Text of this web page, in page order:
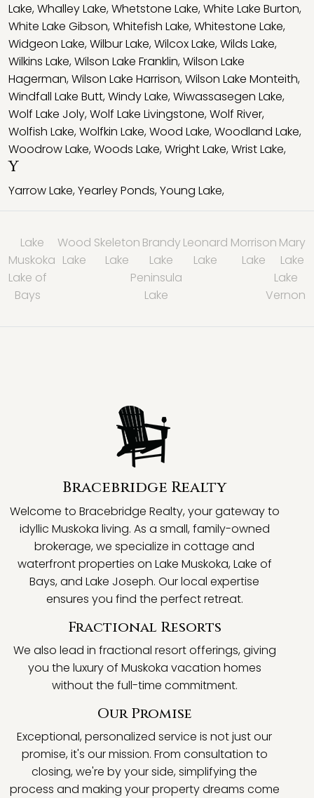
Lake,Whalley Lake,Whetstone Lake,White Lake Burton,
White Lake Gibson,Whitefish Lake,Whitestone Lake,
Widgeon Lake,Wilbur Lake,Wilcox Lake,Wilds Lake,
Wilkins Lake,Wilson Lake Franklin,Wilson Lake
Hagerman,Wilson Lake Harrison,Wilson Lake Monteith,
Windfall Lake Butt,Windy Lake,Wiwassasegen Lake,
Wolf Lake Joly,Wolf Lake Livingstone,Wolf River,
Wolfish Lake,Wolfkin Lake,Wood Lake,Woodland Lake,
Woodrow Lake,Woods Lake,Wright Lake,Wrist Lake,
Y
Yarrow Lake,Yearley Ponds,Young Lake,
Lake
Muskoka
Wood
Lake
Skeleton
Lake
Brandy
Lake
Leonard
Lake
Morrison
Lake
Mary
Lake
Lake of
Bays
Peninsula
Lake
Lake
Vernon
Bracebridge Realty
Welcome to Bracebridge Realty, your gateway to
idyllic Muskoka living. As a small, family-owned
brokerage, we specialize in cottage and
waterfront properties on Lake Muskoka, Lake of
Bays, and Lake Joseph. Our local expertise
ensures you find the perfect retreat.
Fractional Resorts
We also lead in fractional resort offerings, giving
you the luxury of Muskoka vacation homes
without the full-time commitment.
Our Promise
Exceptional, personalized service is not just our
promise, it's our mission. From consultation to
closing, we're by your side, simplifying the
process and making your property dreams come